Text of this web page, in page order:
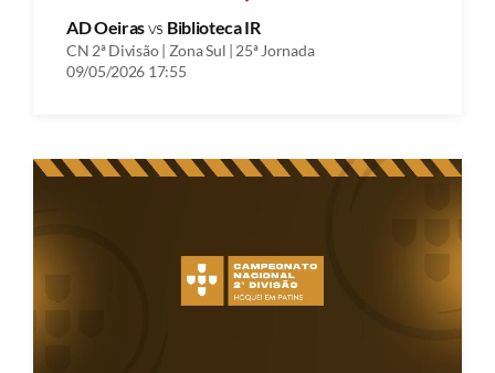
AD Oeirasvs Biblioteca IR
CN 2ª Divisão | Zona Sul | 25ª Jornada
09/05/2026 17:55